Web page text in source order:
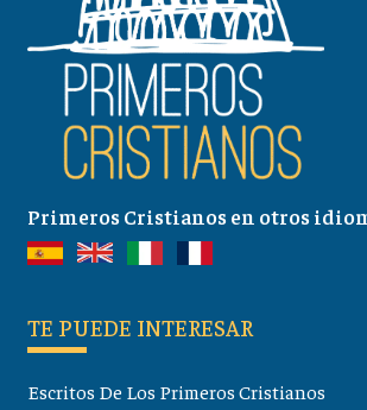
Primeros Cristianos en otros
TE PUEDE INTERESAR
Escritos De Los Primeros Cristianos